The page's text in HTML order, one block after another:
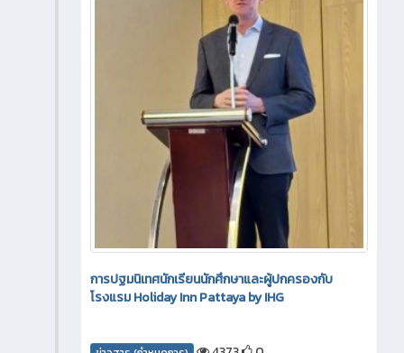
การปฐมนิเทศนักเรียนนักศึกษาและผู้ปกครองกับ
โรงแรม Holiday Inn Pattaya by IHG